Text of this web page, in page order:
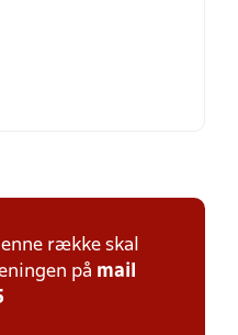
række skal
på mail